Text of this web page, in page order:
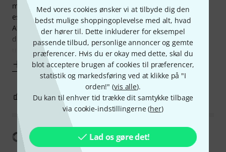
Med vores cookies ønsker vi at tilbyde dig den
bedst mulige shoppingoplevelse med alt, hvad
der hører til. Dette inkluderer for eksempel
passende tilbud, personlige annoncer og gemte
præferencer. Hvis du er okay med dette, skal du
blot acceptere brugen af cookies til præferencer,
statistik og markedsføring ved at klikke på "I
orden!" (vis alle).
Du kan til enhver tid trække dit samtykke tilbage
via cookie-indstillingerne (her)
Lad os gøre det!
mouthpieces were not good and a decent mouthpiece was
essential. This was the highly recommended replacement.
After playing for a year or so I can't say that it made much
difference to me - I could have saved myself ¤30. I am
unable to take away any stars for
Vis mere
0 ANMELD BEDØMMELSE
Vis oversættelse